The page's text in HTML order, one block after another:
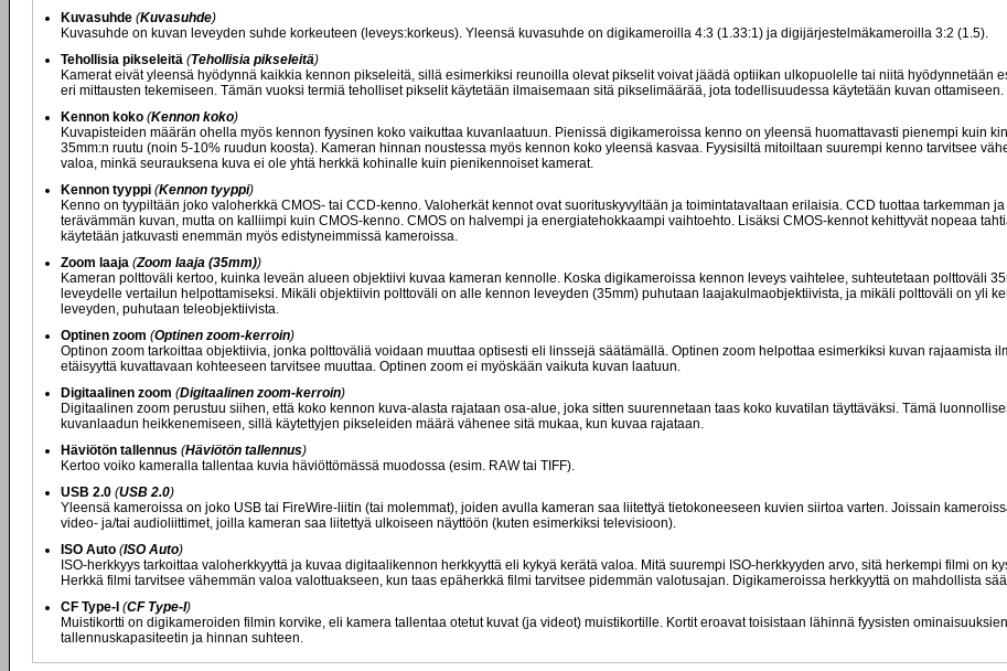
Kuvasuhde (Kuvasuhde)
Kuvasuhde on kuvan leveyden suhde korkeuteen (leveys:korkeus). Yleensä kuvasuhde on digikameroilla 4:3 (1.33:1) ja digijärjestelmäkameroilla 3:2 (1.5).
Tehollisia pikseleitä (Tehollisia pikseleitä)
Kamerat eivät yleensä hyödynnä kaikkia kennon pikseleitä, sillä esimerkiksi reunoilla olevat pikselit voivat jäädä optiikan ulkopuolelle tai niitä hyödynnetään
eri mittausten tekemiseen. Tämän vuoksi termiä teholliset pikselit käytetään ilmaisemaan sitä pikselimäärää, jota todellisuudessa käytetään kuvan ottamiseen.
Kennon koko (Kennon koko)
Kuvapisteiden määrän ohella myös kennon fyysinen koko vaikuttaa kuvanlaatuun. Pienissä digikameroissa kenno on yleensä huomattavasti pienempi kuin
35mm:n ruutu (noin 5-10% ruudun koosta). Kameran hinnan noustessa myös kennon koko yleensä kasvaa. Fyysisiltä mitoiltaan suurempi kenno tarvitsee
valoa, minkä seurauksena kuva ei ole yhtä herkkä kohinalle kuin pienikennoiset kamerat.
Kennon tyyppi (Kennon tyyppi)
Kenno on tyypiltään joko valoherkkä CMOS- tai CCD-kenno. Valoherkät kennot ovat suorituskyvyltään ja toimintatavaltaan erilaisia. CCD tuottaa tarkemman ja
terävämmän kuvan, mutta on kalliimpi kuin CMOS-kenno. CMOS on halvempi ja energiatehokkaampi vaihtoehto. Lisäksi CMOS-kennot kehittyvät nopeaa
käytetään jatkuvasti enemmän myös edistyneimmissä kameroissa.
Zoom laaja (Zoom laaja (35mm))
Kameran polttoväli kertoo, kuinka leveän alueen objektiivi kuvaa kameran kennolle. Koska digikameroissa kennon leveys vaihtelee, suhteutetaan polttoväli
leveydelle vertailun helpottamiseksi. Mikäli objektiivin polttoväli on alle kennon leveyden (35mm) puhutaan laajakulmaobjektiivista, ja mikäli polttoväli on yli
leveyden, puhutaan teleobjektiivista.
Optinen zoom (Optinen zoom-kerroin)
Optinon zoom tarkoittaa objektiivia, jonka polttoväliä voidaan muuttaa optisesti eli linssejä säätämällä. Optinen zoom helpottaa esimerkiksi kuvan rajaamista
etäisyyttä kuvattavaan kohteeseen tarvitsee muuttaa. Optinen zoom ei myöskään vaikuta kuvan laatuun.
Digitaalinen zoom (Digitaalinen zoom-kerroin)
Digitaalinen zoom perustuu siihen, että koko kennon kuva-alasta rajataan osa-alue, joka sitten suurennetaan taas koko kuvatilan täyttäväksi. Tämä
kuvanlaadun heikkenemiseen, sillä käytettyjen pikseleiden määrä vähenee sitä mukaa, kun kuvaa rajataan.
Häviötön tallennus (Häviötön tallennus)
Kertoo voiko kameralla tallentaa kuvia häviöttömässä muodossa (esim. RAW tai TIFF).
USB 2.0 (USB 2.0)
Yleensä kameroissa on joko USB tai FireWire-liitin (tai molemmat), joiden avulla kameran saa liitettyä tietokoneeseen kuvien siirtoa varten. Joissain
video- ja/tai audioliittimet, joilla kameran saa liitettyä ulkoiseen näyttöön (kuten esimerkiksi televisioon).
ISO Auto (ISO Auto)
ISO-herkkyys tarkoittaa valoherkkyyttä ja kuvaa digitaalikennon herkkyyttä eli kykyä kerätä valoa. Mitä suurempi ISO-herkkyyden arvo, sitä herkempi filmi on
Herkkä filmi tarvitsee vähemmän valoa valottuakseen, kun taas epäherkkä filmi tarvitsee pidemmän valotusajan. Digikameroissa herkkyyttä on mahdollista
CF Type-I (CF Type-I)
Muistikortti on digikameroiden filmin korvike, eli kamera tallentaa otetut kuvat (ja videot) muistikortille. Kortit eroavat toisistaan lähinnä fyysisten
tallennuskapasiteetin ja hinnan suhteen.